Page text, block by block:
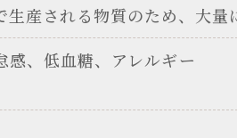
産される物質のため、大
、低血糖、アレルギー